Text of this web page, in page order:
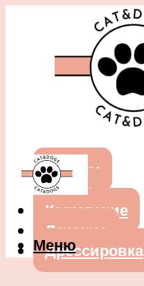
Собаки
Кошки
Кормление
Лечение
Дрессировка
Меню